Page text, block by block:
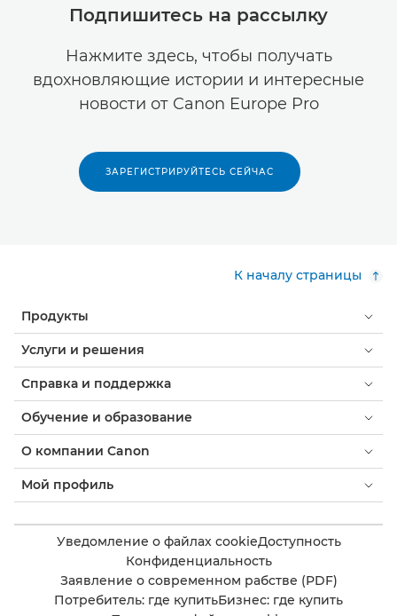
Подпишитесь на рассылку
Нажмите здесь, чтобы получать
вдохновляющие истории и интересные
новости от Canon Europe Pro
ЗАРЕГИСТРИРУЙТЕСЬ СЕЙЧАС
К началу страницы
Продукты
Услуги и решения
Справка и поддержка
Обучение и образование
О компании Canon
Мой профиль
Уведомление о файлах cookieДоступность
Конфиденциальность
Заявление о современном рабстве (PDF)
Потребитель: где купитьБизнес: где купить